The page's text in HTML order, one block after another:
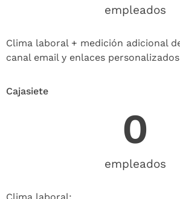
empleados
Clima laboral + medición adicional
canal email y enlaces personalizados
Cajasiete
empleados
0